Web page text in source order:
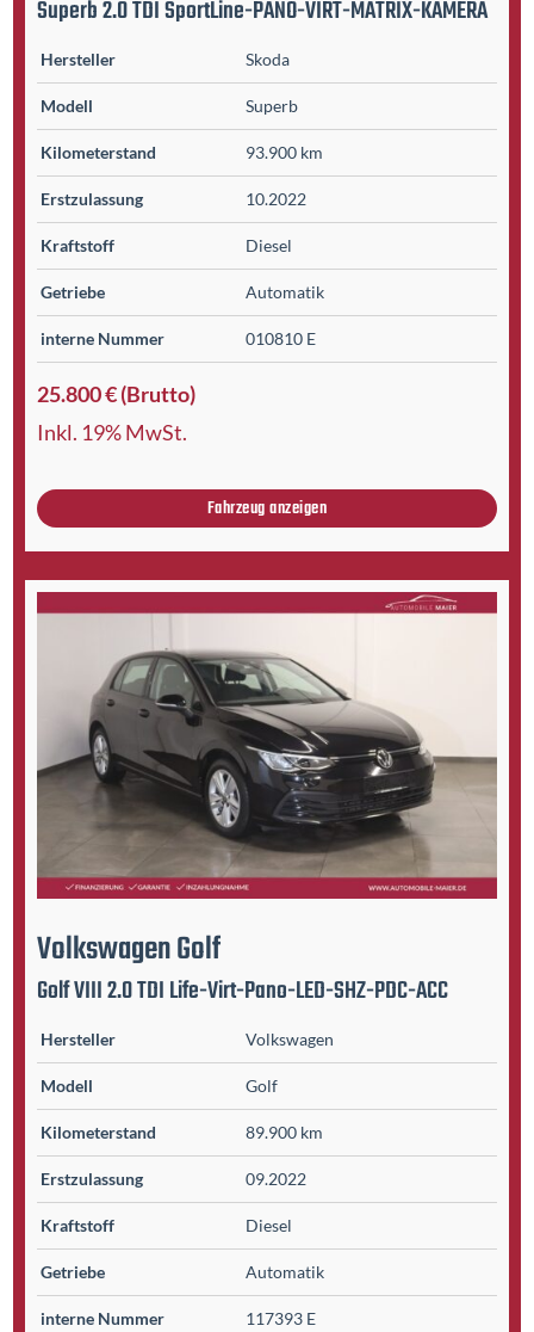
Superb 2.0 TDI SportLine-PANO-VIRT-MATRIX-KAMERA
Hersteller Skoda
Modell Superb
Kilometer­stand 93.900 km
Erst­zulassung 10.2022
Kraftstoff Diesel
Getriebe Automatik
interne Nummer 010810 E
25.800 € (Brutto)
Inkl. 19% MwSt.
Fahrzeug anzeigen
VolkswagenGolf
Golf VIII 2.0 TDI Life-Virt-Pano-LED-SHZ-PDC-ACC
Hersteller Volkswagen
Modell Golf
Kilometer­stand 89.900 km
Erst­zulassung 09.2022
Kraftstoff Diesel
Getriebe Automatik
interne Nummer 117393 E